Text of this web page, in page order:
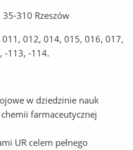
310 Rzeszów
012, 014, 015, 016, 017,
-113, -114.
w dziedzinie nauk
farmaceutycznej
UR celem pełnego